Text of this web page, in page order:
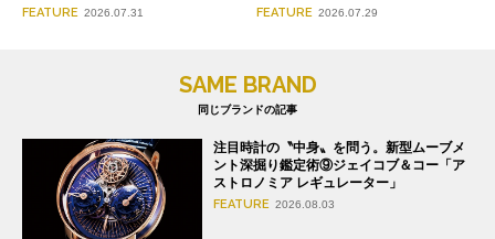
FEATURE 2026.07.31 FEATURE 2026.07.29
SAME BRAND
同じブランドの記事
注目時計の〝中身〟を問う。新型ムーブメ
ント深掘り鑑定術⑨ジェイコブ＆コー「ア
ストロノミア レギュレーター」
FEATURE 2026.08.03